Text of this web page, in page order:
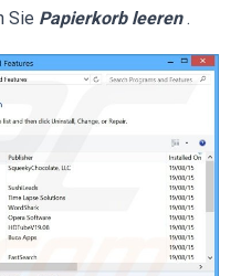
Sie Papierkorb leeren .